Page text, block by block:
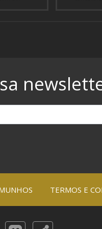
TERMOS E